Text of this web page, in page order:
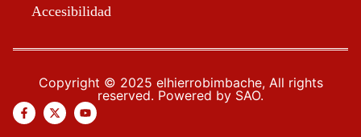
Accesibilidad
Copyright © 2025 elhierrobimbache, All rights
reserved. Powered by SAO.